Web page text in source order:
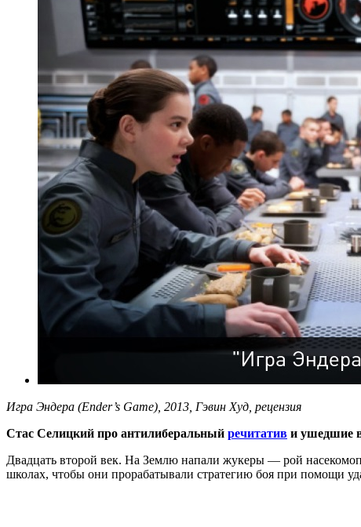
Игра Эндера (Ender’s Game), 2013, Гэвин Худ, рецензия
Стас Селицкий про антилиберальный речитатив и ушедшие
Двадцать второй век. На Землю напали жукеры — рой
школах, чтобы они прорабатывали стратегию боя при помощи